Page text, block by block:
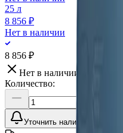
25 л
8 856 ₽
Нет в наличии
8 856 ₽
Нет в наличии
Количество:
Уточнить наличие